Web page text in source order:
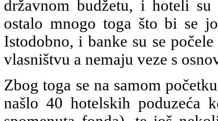
državnom budžetu, i hoteli
ostalo mnogo toga što bi se
Istodobno, i banke su se
vlasništvu a nemaju veze s
Zbog toga se na samom
našlo 40 hotelskih poduzeća